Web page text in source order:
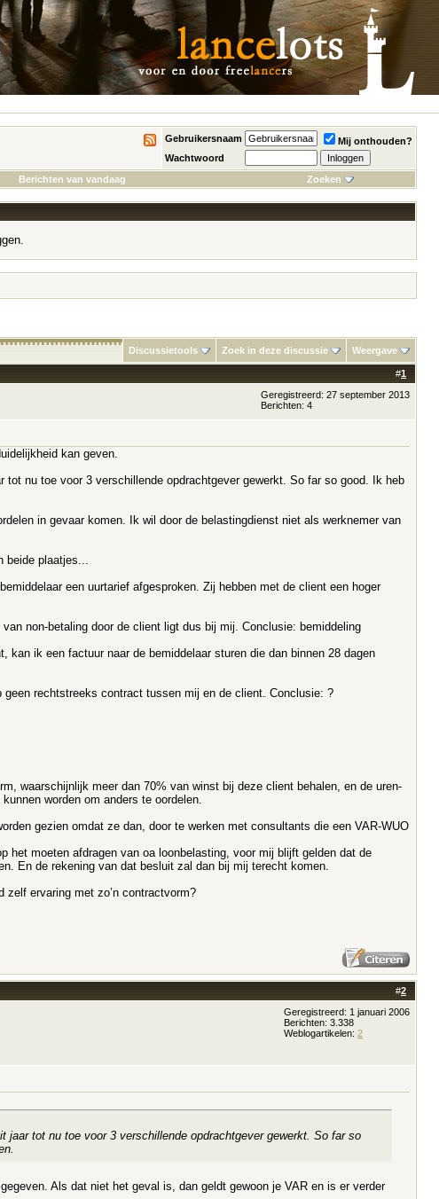
Gebruikersnaam
Mij onthouden?
Wachtwoord
Berichten van vandaag Zoeken
Discussietools Zoek in deze discussie Weergave
#1
Geregistreerd: 27 september 2013
Berichten: 4
kan geven.
nu toe voor 3 verschillende opdrachtgever gewerkt. So far so good. Ik heb
in gevaar komen. Ik wil door de belastingdienst niet als werknemer van
plaatjes...
een uurtarief afgesproken. Zij hebben met de client een hoger
non-betaling door de client ligt dus bij mij. Conclusie: bemiddeling
ik een factuur naar de bemiddelaar sturen die dan binnen 28 dagen
rechtstreeks contract tussen mij en de client. Conclusie: ?
waarschijnlijk meer dan 70% van winst bij deze client behalen, en de uren-
worden om anders te oordelen.
gezien omdat ze dan, door te werken met consultants die een VAR-WUO
het moeten afdragen van oa loonbelasting, voor mij blijft gelden dat de
En de rekening van dat besluit zal dan bij mij terecht komen.
zelf ervaring met zo’n contractvorm?
#2
Geregistreerd: 1 januari 2006
Berichten: 3.338
Weblogartikelen: 2
tot nu toe voor 3 verschillende opdrachtgever gewerkt. So far so
Als dat niet het geval is, dan geldt gewoon je VAR en is er verder